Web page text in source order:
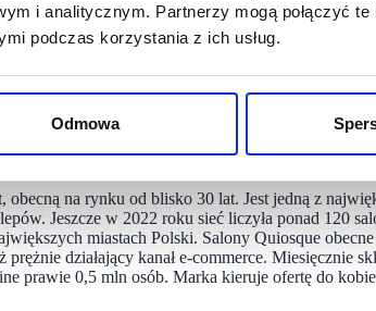
i analitycznym. Partnerzy mogą połączyć
podczas korzystania z ich usług.
Odmowa
złożył wniosek o upadłość.
które wciąż funkcjonują pod szyldem
z grupy Monnari Trade S.A., które kontynuują
i Akardo, które w przyszłości mogą zostać
obecną na rynku od blisko 30 lat. Jest jedną z
Jeszcze w 2022 roku sieć liczyła ponad 120
miastach Polski. Salony Quiosque
działający kanał e-commerce. Miesięcznie
prawie 0,5 mln osób. Marka kieruje ofertę do